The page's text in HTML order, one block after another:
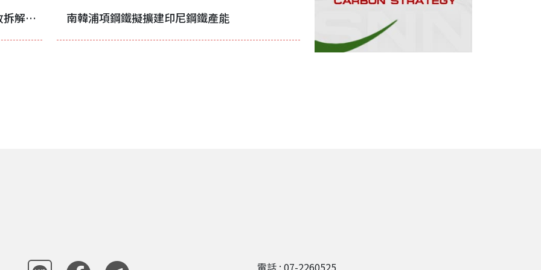
印度塔塔汽車於巴特那啟用廢棄車輛回收拆解設施 南韓浦項鋼鐵擬擴建印尼鋼鐵產能
電話 : 07-2260525